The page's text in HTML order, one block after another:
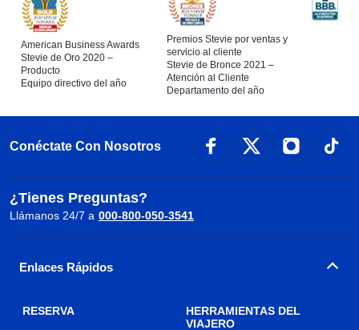
American Business Awards
Stevie de Oro 2020 –
Producto
Equipo directivo del año
Premios Stevie por ventas y
servicio al cliente
Stevie de Bronce 2021 –
Atención al Cliente
Departamento del año
Conéctate Con Nosotros
¿Tienes Preguntas?
Llámanos 24/7 a 000-800-050-3541
Enlaces Rápidos
RESERVA
HERRAMIENTAS DEL
VIAJERO